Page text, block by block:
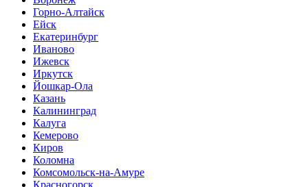
Горно-Алтайск
Ейск
Екатеринбург
Иваново
Ижевск
Иркутск
Йошкар-Ола
Казань
Калининград
Калуга
Кемерово
Киров
Коломна
Комсомольск-на-Амуре
Красногорск